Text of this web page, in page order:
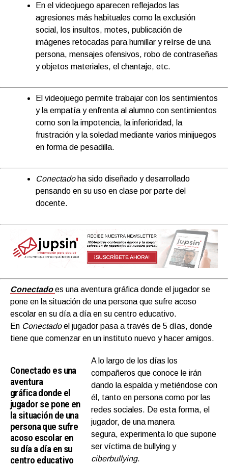
En el videojuego aparecen reflejados las
agresiones más habituales como la exclusión
social, los insultos, motes, publicación de
imágenes retocadas para humillar y reírse de una
persona, mensajes ofensivos, robo de contraseñas
y objetos materiales, el chantaje, etc.
El videojuego permite trabajar con los sentimientos
y la empatía y enfrenta al alumno con sentimientos
como son la impotencia, la inferioridad, la
frustración y la soledad mediante varios minijuegos
en forma de pesadilla.
Conectadoha sido diseñado y desarrollado
pensando en su uso en clase por parte del
docente.
Conectadoes una aventura gráfica donde el jugador se
pone en la situación de una persona que sufre acoso
escolar en su día a día en su centro educativo.
En Conectadoel jugador pasa a través de 5 días, donde
tiene que comenzar en un instituto nuevo y hacer amigos.
Conectado es una
aventura
gráfica donde el
jugador se pone en
la situación de una
persona que sufre
acoso escolar en
su día a día en su
centro educativo
A lo largo de los días los
compañeros que conoce le irán
dando la espalda y metiéndose con
él, tanto en persona como por las
redes sociales. De esta forma, el
jugador, de una manera
segura, experimenta lo que supone
ser víctima de bullying y
ciberbullying.